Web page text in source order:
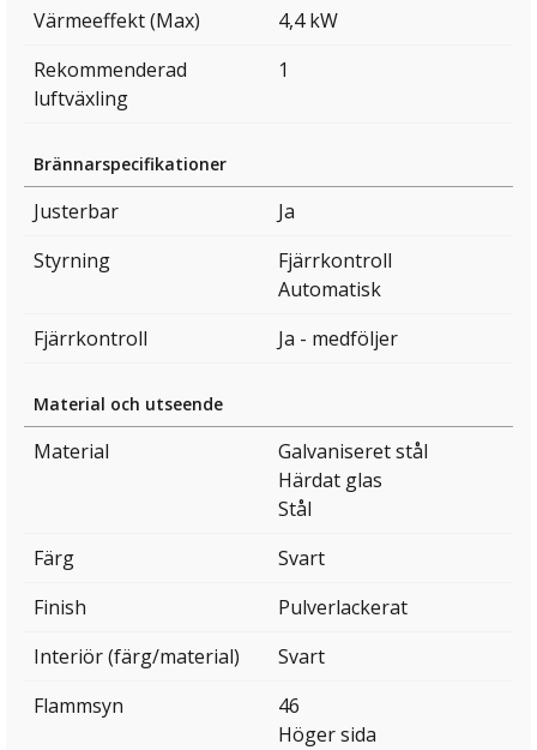
Värmeeffekt (Max)
4,4 kW
Rekommenderad
luftväxling
1
Brännarspecifikationer
Justerbar
Ja
Styrning
Fjärrkontroll
Automatisk
Fjärrkontroll
Ja - medföljer
Material och utseende
Material
Galvaniseret stål
Härdat glas
Stål
Färg
Svart
Finish
Pulverlackerat
Interiör (färg/material)
Svart
Flammsyn
46
Höger sida